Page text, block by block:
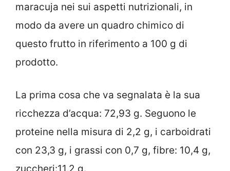
maracuja nei sui aspetti nutrizionali, in
modo da avere un quadro chimico di
questo frutto in riferimento a 100 g di
prodotto.
La prima cosa che va segnalata è la sua
ricchezza d’acqua: 72,93 g. Seguono le
proteine nella misura di 2,2 g, i carboidrati
con 23,3 g, i grassi con 0,7 g, fibre: 10,4 g,